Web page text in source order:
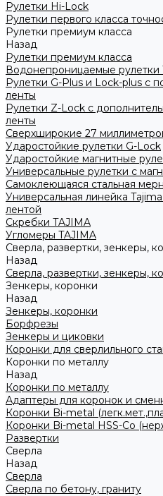
Рулетки Hi-Lock
Рулетки первого класса
Рулетки премиум класса
Назад
Рулетки премиум класса
Водонепроницаемые рулетки
Рулетки G-Plus и Lock-plus с
ленты
Рулетки Z-Lock с
ленты
Сверхширокие 27
Ударостойкие рулетки G-Lock
Ударостойкие магнитные
Универсальные рулетки с
Самоклеющаяся стальная
Универсальная линейка
лентой
Скребки TAJIMA
Угломеры TAJIMA
Сверла, развертки, зенкеры,
Назад
Сверла, развертки, зенкеры,
Зенкеры, коронки
Назад
Зенкеры, коронки
Борфрезы
Зенкеры и циковки
Коронки для сверлильного
Коронки по металлу
Назад
Коронки по металлу
Адаптеры для коронок и
Коронки Bi-metal
Коронки Bi-metal HSS-Co
Развертки
Сверла
Назад
Сверла
Сверла по бетону, граниту